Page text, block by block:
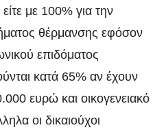
με 100% για την
θέρμανσης εφόσον
επιδόματος
κατά 65% αν έχουν
ευρώ και οικογενειακό
οι δικαιούχοι